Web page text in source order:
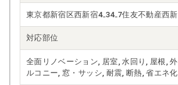
東京都新宿区西新宿4₋34₋7住友不動産西
対応部位
全面リノベーション, 居室, 水回り, 屋根,
ルコニー, 窓・サッシ, 耐震, 断熱, 省エネ